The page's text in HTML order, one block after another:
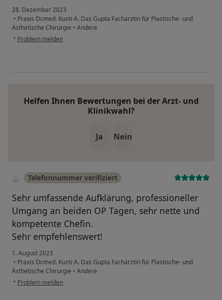
28. Dezember 2023
• Praxis Dr.med. Kunti A. Das Gupta Fachärztin für Plastische- und
Ästhetische Chirurgie • Andere
• Problem melden
Helfen Ihnen Bewertungen bei der Arzt- und
Klinikwahl?
Ja Nein
Telefonnummer verifiziert
Sehr umfassende Aufklärung, professioneller
Umgang an beiden OP Tagen, sehr nette und
kompetente Chefin.
Sehr empfehlenswert!
1. August 2023
• Praxis Dr.med. Kunti A. Das Gupta Fachärztin für Plastische- und
Ästhetische Chirurgie • Andere
• Problem melden